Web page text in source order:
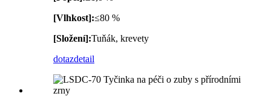
[Vlhkost]:≤80 %
[Složení]:Tuňák, krevety
dotazdetail